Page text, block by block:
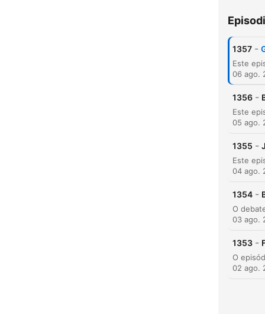
1357 -
06 ago.
1356 -
05 ago.
1355 -
04 ago.
1354 -
03 ago.
1353 -
02 ago.